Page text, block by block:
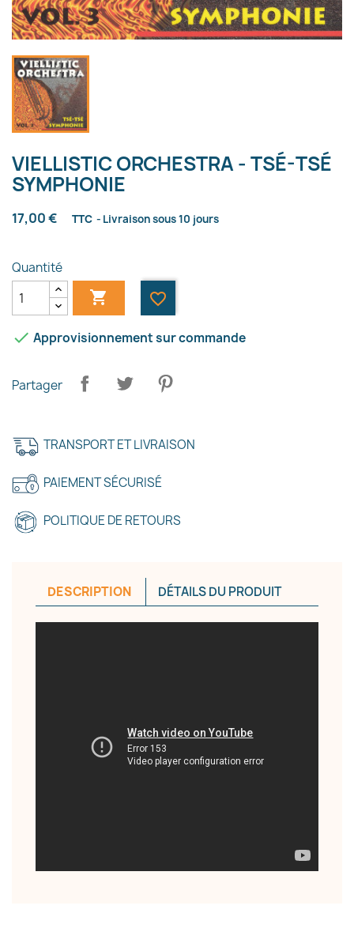
VIELLISTIC ORCHESTRA - TSÉ-TSÉ
SYMPHONIE
17,00 € TTC Livraison sous 10 jours
Quantité
 favorite_border
 Approvisionnement sur commande
Partager
TRANSPORT ET LIVRAISON
PAIEMENT SÉCURISÉ
POLITIQUE DE RETOURS
DESCRIPTION DÉTAILS DU PRODUIT